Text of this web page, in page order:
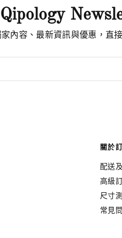
內容、最新資訊與優惠，直
關於
配送
高級
尺寸
常見